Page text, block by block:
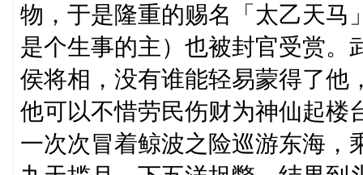
物，于是隆重的赐名「太乙天马
是个生事的主）也被封官受赏。
侯将相，没有谁能轻易蒙得了他
他可以不惜劳民伤财为神仙起楼
一次次冒着鲸波之险巡游东海，